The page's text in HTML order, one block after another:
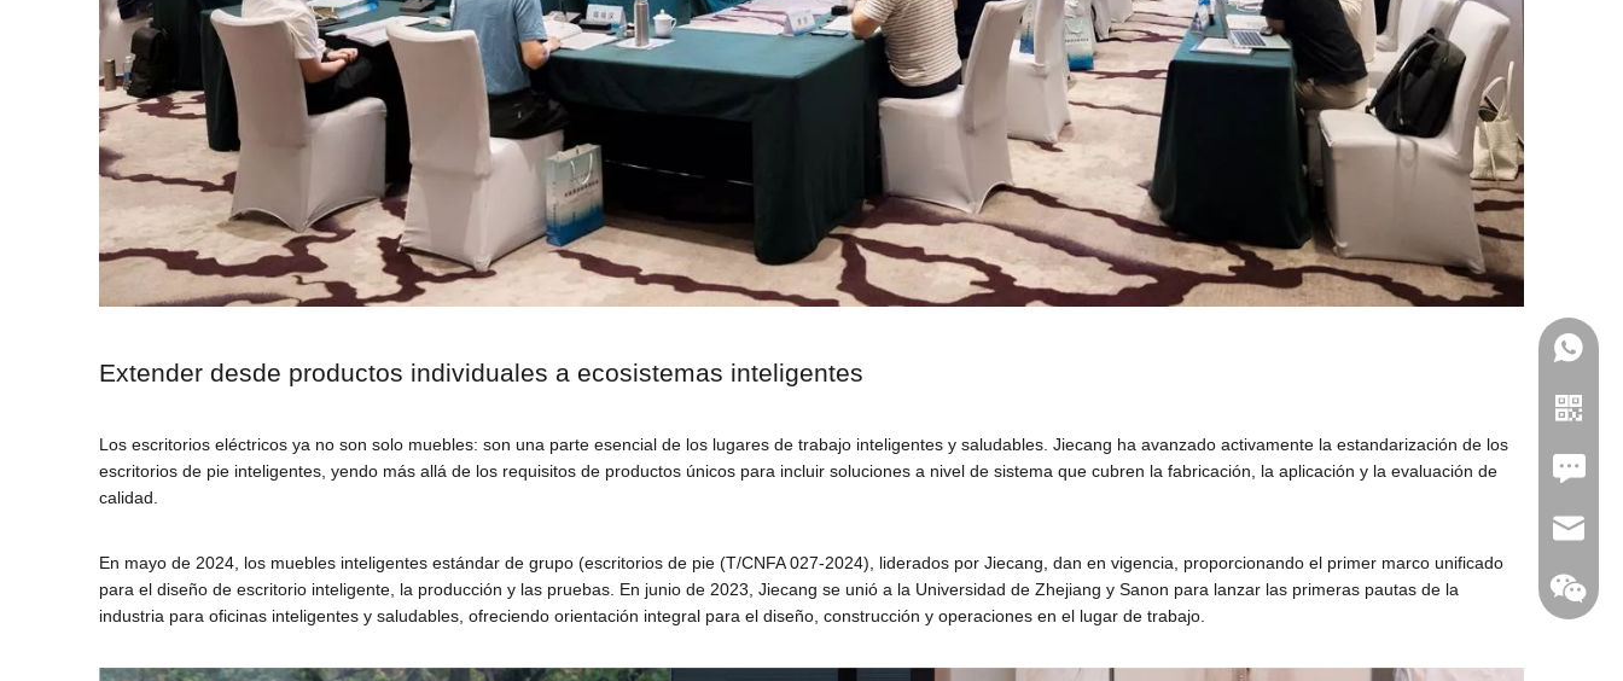
Extender desde productos individuales a ecosistemas inteligentes
Los escritorios eléctricos ya no son solo muebles: son una parte esencial de los lugares de trabajo inteligentes y saludables. Jiecang ha avanzado activamente la estandarización de los
escritorios de pie inteligentes, yendo más allá de los requisitos de productos únicos para incluir soluciones a nivel de sistema que cubren la fabricación, la aplicación y la evaluación de
calidad.
En mayo de 2024, los muebles inteligentes estándar de grupo (escritorios de pie (T/CNFA 027-2024), liderados por Jiecang, dan en vigencia, proporcionando el primer marco unificado
para el diseño de escritorio inteligente, la producción y las pruebas. En junio de 2023, Jiecang se unió a la Universidad de Zhejiang y Sanon para lanzar las primeras pautas de la
industria para oficinas inteligentes y saludables, ofreciendo orientación integral para el diseño, construcción y operaciones en el lugar de trabajo.
Leave